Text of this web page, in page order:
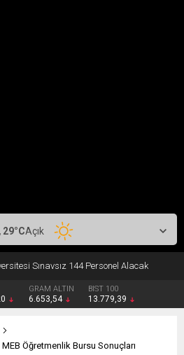
Sınavsız 144 Personel Alacak
GRAM ALTIN
6.653,54
BIST 100
13.779,39
29°CAçık
MEB Öğretmenlik Bursu Sonuçları